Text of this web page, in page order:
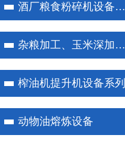
酒厂粮食粉碎机设备系列
杂粮加工、玉米深加工系列
榨油机提升机设备系列
动物油熔炼设备